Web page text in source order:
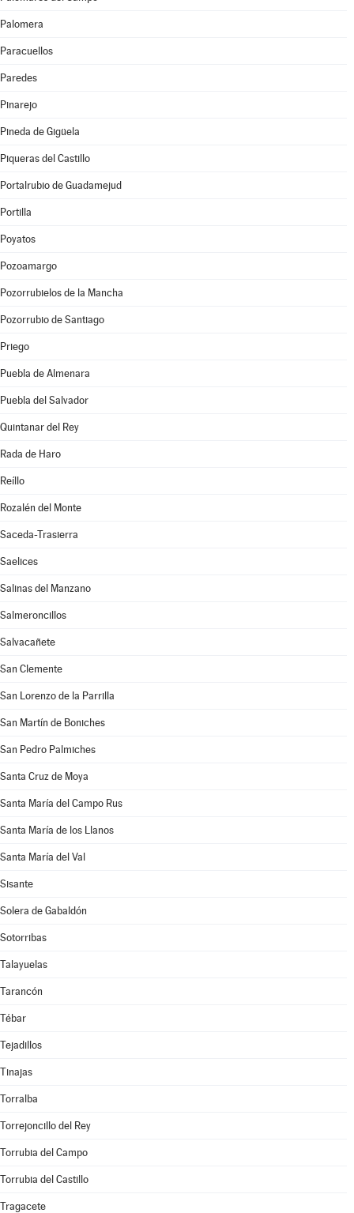
Palomera
Paracuellos
Paredes
Pinarejo
Pineda de Gigüela
Piqueras del Castillo
Portalrubio de Guadamejud
Portilla
Poyatos
Pozoamargo
Pozorrubielos de la Mancha
Pozorrubio de Santiago
Priego
Puebla de Almenara
Puebla del Salvador
Quintanar del Rey
Rada de Haro
Reíllo
Rozalén del Monte
Saceda-Trasierra
Saelices
Salinas del Manzano
Salmeroncillos
Salvacañete
San Clemente
San Lorenzo de la Parrilla
San Martín de Boniches
San Pedro Palmiches
Santa Cruz de Moya
Santa María del Campo Rus
Santa María de los Llanos
Santa María del Val
Sisante
Solera de Gabaldón
Sotorribas
Talayuelas
Tarancón
Tébar
Tejadillos
Tinajas
Torralba
Torrejoncillo del Rey
Torrubia del Campo
Torrubia del Castillo
Tragacete